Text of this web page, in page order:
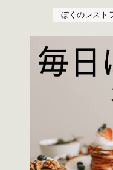
ぼくのレスト